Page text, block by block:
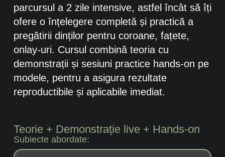
parcursul a 2 zile intensive, astfel încât să îți
ofere o înțelegere completă și practică a
pregătirii dinților pentru coroane, fațete,
onlay-uri. Cursul combină teoria cu
demonstrații și sesiuni practice hands-on pe
modele, pentru a asigura rezultate
reproductibile și aplicabile imediat.
Subiecte abordate:
Teorie + Demonstrație live + Hands-on